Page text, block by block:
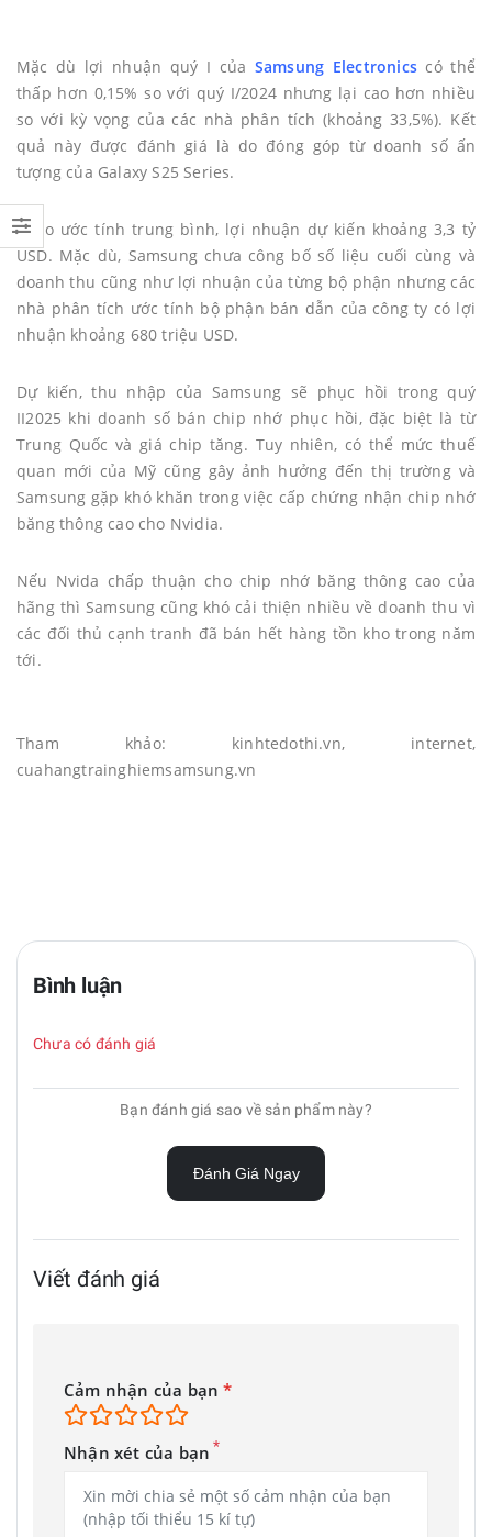
Mặc dù lợi nhuận quý I của Samsung Electronicscó thể
thấp hơn 0,15% so với quý I/2024 nhưng lại cao hơn nhiều
so với kỳ vọng của các nhà phân tích (khoảng 33,5%). Kết
quả này được đánh giá là do đóng góp từ doanh số ấn
tượng của Galaxy S25 Series.
Theo ước tính trung bình, lợi nhuận dự kiến khoảng 3,3 tỷ
USD. Mặc dù, Samsung chưa công bố số liệu cuối cùng và
doanh thu cũng như lợi nhuận của từng bộ phận nhưng các
nhà phân tích ước tính bộ phận bán dẫn của công ty có lợi
nhuận khoảng 680 triệu USD.
Dự kiến, thu nhập của Samsung sẽ phục hồi trong quý
II2025 khi doanh số bán chip nhớ phục hồi, đặc biệt là từ
Trung Quốc và giá chip tăng. Tuy nhiên, có thể mức thuế
quan mới của Mỹ cũng gây ảnh hưởng đến thị trường và
Samsung gặp khó khăn trong việc cấp chứng nhận chip nhớ
băng thông cao cho Nvidia.
Nếu Nvida chấp thuận cho chip nhớ băng thông cao của
hãng thì Samsung cũng khó cải thiện nhiều về doanh thu vì
các đối thủ cạnh tranh đã bán hết hàng tồn kho trong năm
tới.
Tham khảo: kinhtedothi.vn, internet,
cuahangtrainghiemsamsung.vn
Bình luận
Chưa có đánh giá
Bạn đánh giá sao về sản phẩm này?
Đánh Giá Ngay
Viết đánh giá
Cảm nhận của bạn*
Nhận xét của bạn *